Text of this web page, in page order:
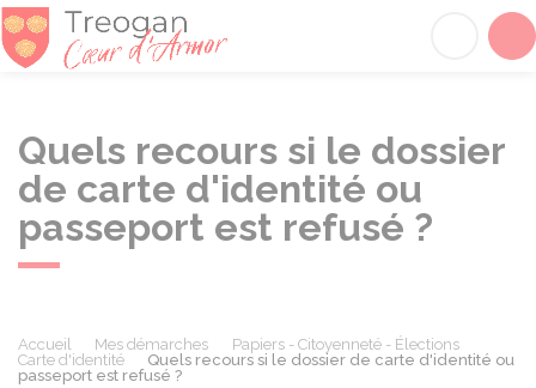
Quels recours si le dossier
de carte d'identité ou
passeport est refusé ?
Accueil Mes démarches
Papiers - Citoyenneté - Élections
Carte d'identité
Quels recours si le dossier de carte d'identité ou
passeport est refusé ?